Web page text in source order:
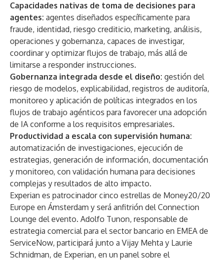
Capacidades nativas de toma de decisiones para
agentes: agentes diseñados específicamente para
fraude, identidad, riesgo crediticio, marketing, análisis,
operaciones y gobernanza, capaces de investigar,
coordinar y optimizar flujos de trabajo, más allá de
limitarse a responder instrucciones.
Gobernanza integrada desde el diseño: gestión del
riesgo de modelos, explicabilidad, registros de auditoría,
monitoreo y aplicación de políticas integrados en los
flujos de trabajo agénticos para favorecer una adopción
de IA conforme a los requisitos empresariales.
Productividad a escala con supervisión humana:
automatización de investigaciones, ejecución de
estrategias, generación de información, documentación
y monitoreo, con validación humana para decisiones
complejas y resultados de alto impacto.
Experian es patrocinador cinco estrellas de Money20/20
Europe en Ámsterdam y será anfitrión del Connection
Lounge del evento. Adolfo Tunon, responsable de
estrategia comercial para el sector bancario en EMEA de
ServiceNow, participará junto a Vijay Mehta y Laurie
Schnidman, de Experian, en un panel sobre el